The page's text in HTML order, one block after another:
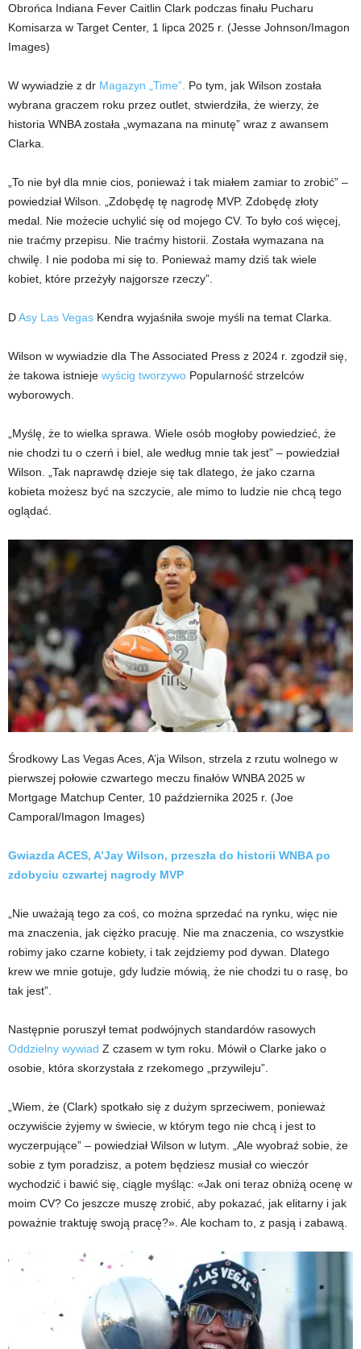
Obrońca Indiana Fever Caitlin Clark podczas finału Pucharu
Komisarza w Target Center, 1 lipca 2025 r. (Jesse Johnson/Imagon
Images)
W wywiadzie z dr Magazyn „Time”. Po tym, jak Wilson została
wybrana graczem roku przez outlet, stwierdziła, że ​​wierzy, że
historia WNBA została „wymazana na minutę” wraz z awansem
Clarka.
„To nie był dla mnie cios, ponieważ i tak miałem zamiar to zrobić” –
powiedział Wilson. „Zdobędę tę nagrodę MVP. Zdobędę złoty
medal. Nie możecie uchylić się od mojego CV. To było coś więcej,
nie traćmy przepisu. Nie traćmy historii. Została wymazana na
chwilę. I nie podoba mi się to. Ponieważ mamy dziś tak wiele
kobiet, które przeżyły najgorsze rzeczy”.
DAsy Las Vegas Kendra wyjaśniła swoje myśli na temat Clarka.
Wilson w wywiadzie dla The Associated Press z 2024 r. zgodził się,
że takowa istnieje wyścig tworzywo Popularność strzelców
wyborowych.
„Myślę, że to wielka sprawa. Wiele osób mogłoby powiedzieć, że
nie chodzi tu o czerń i biel, ale według mnie tak jest” – powiedział
Wilson. „Tak naprawdę dzieje się tak dlatego, że jako czarna
kobieta możesz być na szczycie, ale mimo to ludzie nie chcą tego
oglądać.
Środkowy Las Vegas Aces, A’ja Wilson, strzela z rzutu wolnego w
pierwszej połowie czwartego meczu finałów WNBA 2025 w
Mortgage Matchup Center, 10 października 2025 r. (Joe
Camporal/Imagon Images)
Gwiazda ACES, A’Jay Wilson, przeszła do historii WNBA po
zdobyciu czwartej nagrody MVP
„Nie uważają tego za coś, co można sprzedać na rynku, więc nie
ma znaczenia, jak ciężko pracuję. Nie ma znaczenia, co wszystkie
robimy jako czarne kobiety, i tak zejdziemy pod dywan. Dlatego
krew we mnie gotuje, gdy ludzie mówią, że nie chodzi tu o rasę, bo
tak jest”.
Następnie poruszył temat podwójnych standardów rasowych
Oddzielny wywiad Z czasem w tym roku. Mówił o Clarke jako o
osobie, która skorzystała z rzekomego „przywileju”.
„Wiem, że (Clark) spotkało się z dużym sprzeciwem, ponieważ
oczywiście żyjemy w świecie, w którym tego nie chcą i jest to
wyczerpujące” – powiedział Wilson w lutym. „Ale wyobraź sobie, że
sobie z tym poradzisz, a potem będziesz musiał co wieczór
wychodzić i bawić się, ciągle myśląc: «Jak oni teraz obniżą ocenę w
moim CV? Co jeszcze muszę zrobić, aby pokazać, jak elitarny i jak
poważnie traktuję swoją pracę?». Ale kocham to, z pasją i zabawą.